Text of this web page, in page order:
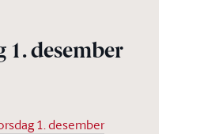
1. desember
1. desember